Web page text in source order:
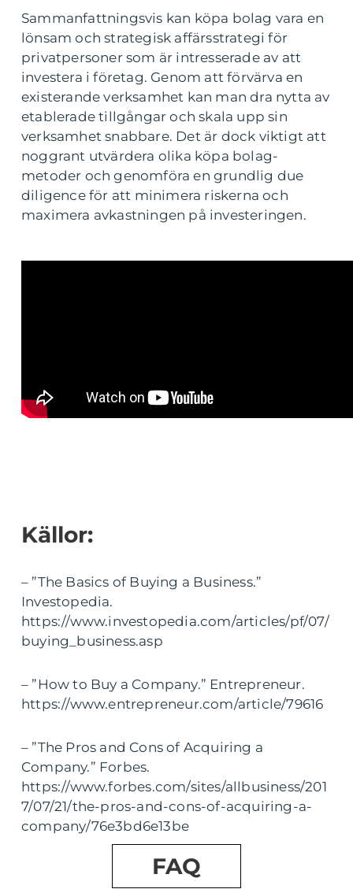
Sammanfattningsvis kan köpa bolag vara en
lönsam och strategisk affärsstrategi för
privatpersoner som är intresserade av att
investera i företag. Genom att förvärva en
existerande verksamhet kan man dra nytta av
etablerade tillgångar och skala upp sin
verksamhet snabbare. Det är dock viktigt att
noggrant utvärdera olika köpa bolag-
metoder och genomföra en grundlig due
diligence för att minimera riskerna och
maximera avkastningen på investeringen.
Källor:
– ”The Basics of Buying a Business.”
Investopedia.
https://www.investopedia.com/articles/pf/07/
buying_business.asp
– ”How to Buy a Company.” Entrepreneur.
https://www.entrepreneur.com/article/79616
– ”The Pros and Cons of Acquiring a
Company.” Forbes.
https://www.forbes.com/sites/allbusiness/201
7/07/21/the-pros-and-cons-of-acquiring-a-
company/76e3bd6e13be
FAQ